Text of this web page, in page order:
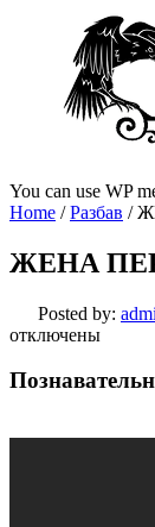
You can use WP
Home /Разбав /
ЖЕНА
Posted by:
отключены